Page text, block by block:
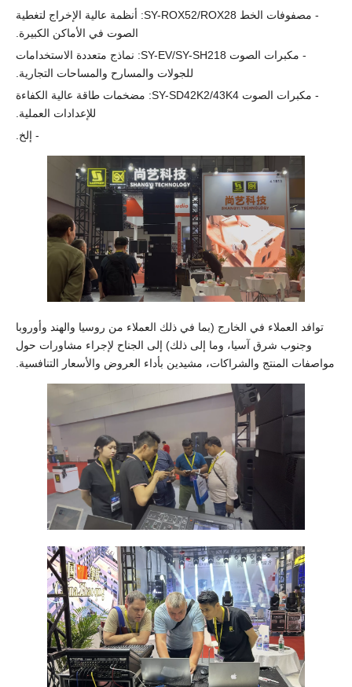
- مصفوفات الخط SY-ROX52/ROX28: أنظمة عالية الإخراج لتغطية
الصوت في الأماكن الكبيرة.
- مكبرات الصوت SY-EV/SY-SH218: نماذج متعددة الاستخدامات
للجولات والمسارح والمساحات التجارية.
- مكبرات الصوت SY-SD42K2/43K4: مضخمات طاقة عالية الكفاءة
للإعدادات العملية.
- إلخ.
توافد العملاء في الخارج (بما في ذلك العملاء من روسيا والهند وأوروبا
وجنوب شرق آسيا، وما إلى ذلك) إلى الجناح لإجراء مشاورات حول
مواصفات المنتج والشراكات، مشيدين بأداء العروض والأسعار التنافسية.